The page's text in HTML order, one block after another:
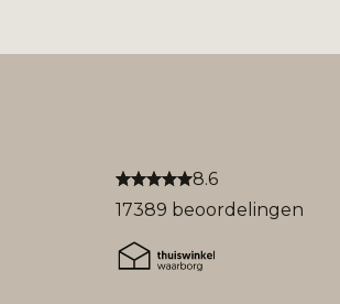
8.6
17389 beoordelingen